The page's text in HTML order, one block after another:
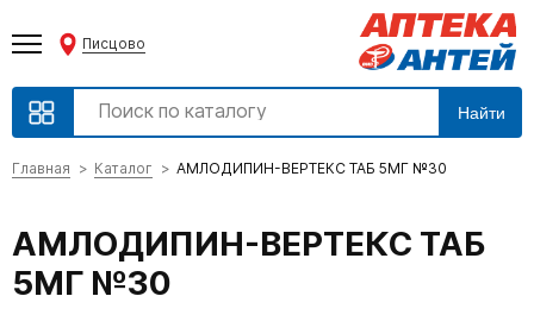
Писцово
Найти
Главная Каталог АМЛОДИПИН-ВЕРТЕКС ТАБ 5МГ №30
АМЛОДИПИН-ВЕРТЕКС ТАБ
5МГ №30